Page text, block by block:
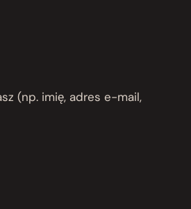
(np. imię, adres e-mail,